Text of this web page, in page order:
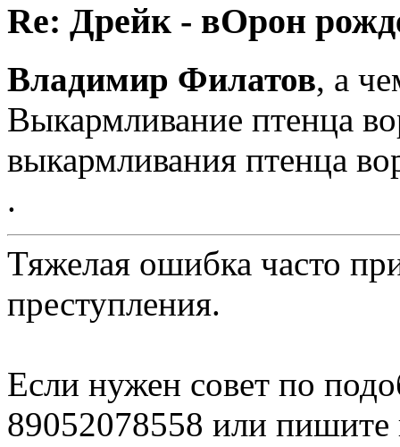
Re: Дрейк - вОрон
Владимир Филатов, а
Выкармливание птенца
выкармливания птенца
.
Тяжелая ошибка часто
преступления.
Если нужен совет по
89052078558 или пишите